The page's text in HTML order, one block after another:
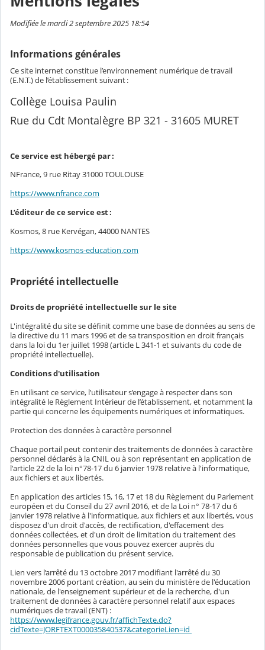
Modifiée le mardi 2 septembre 2025 18:54
Informations générales
Ce site internet constitue l’environnement numérique de travail
(E.N.T.) de l’établissement suivant :
Collège Louisa Paulin
Rue du Cdt Montalègre BP 321 - 31605 MURET
Ce service est hébergé par :
NFrance, 9 rue Ritay 31000 TOULOUSE
https://www.nfrance.com
L’éditeur de ce service est :
Kosmos, 8 rue Kervégan, 44000 NANTES
https://www.kosmos-education.com
Propriété intellectuelle
Droits de propriété intellectuelle sur le site
L'intégralité du site se définit comme une base de données au sens de
la directive du 11 mars 1996 et de sa transposition en droit français
dans la loi du 1er juillet 1998 (article L 341-1 et suivants du code de
propriété intellectuelle).
Conditions d'utilisation
En utilisant ce service, l’utilisateur s’engage à respecter dans son
intégralité le Règlement Intérieur de l’établissement, et notamment la
partie qui concerne les équipements numériques et informatiques.
Protection des données à caractère personnel
Chaque portail peut contenir des traitements de données à caractère
personnel déclarés à la CNIL ou à son représentant en application de
l'article 22 de la loi n°78-17 du 6 janvier 1978 relative à l'informatique,
aux fichiers et aux libertés.
En application des articles 15, 16, 17 et 18 du Règlement du Parlement
européen et du Conseil du 27 avril 2016, et de la Loi n° 78-17 du 6
janvier 1978 relative à l'informatique, aux fichiers et aux libertés, vous
disposez d'un droit d'accès, de rectification, d'effacement des
données collectées, et d'un droit de limitation du traitement des
données personnelles que vous pouvez exercer auprès du
responsable de publication du présent service.
Lien vers l’arrêté du 13 octobre 2017 modifiant l'arrêté du 30
novembre 2006 portant création, au sein du ministère de l'éducation
nationale, de l'enseignement supérieur et de la recherche, d'un
traitement de données à caractère personnel relatif aux espaces
numériques de travail (ENT) :
https://www.legifrance.gouv.fr/affichTexte.do?
cidTexte=JORFTEXT000035840537&categorieLien=id